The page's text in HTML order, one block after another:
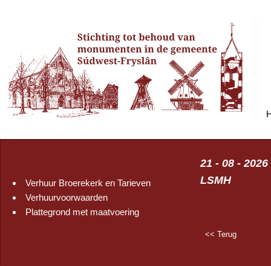
Verhuur Broerekerk en Tarieven
Verhuurvoorwaarden
Plattegrond met maatvoering
21 - 08 -
LSMH
<< Terug